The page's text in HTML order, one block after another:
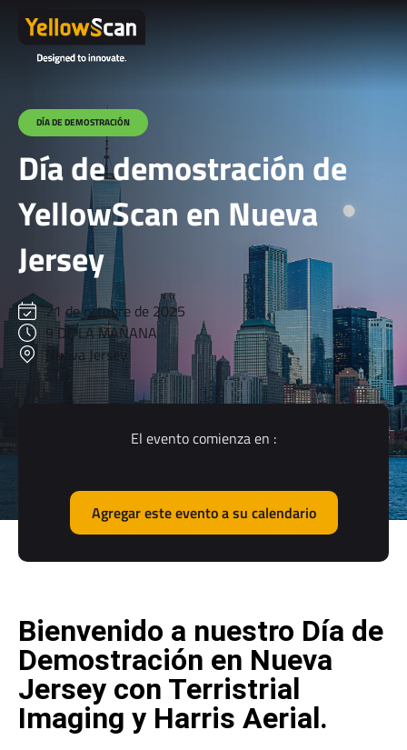
DÍA DE DEMOSTRACIÓN
Día de demostración de
YellowScan en Nueva
Jersey
21 de octubre de 2025
9 DE LA MAÑANA
Nueva Jersey
El evento comienza en :
Agregar este evento a su calendario
Bienvenido a nuestro Día de
Demostración en Nueva
Jersey con Terristrial
Imaging y Harris Aerial.